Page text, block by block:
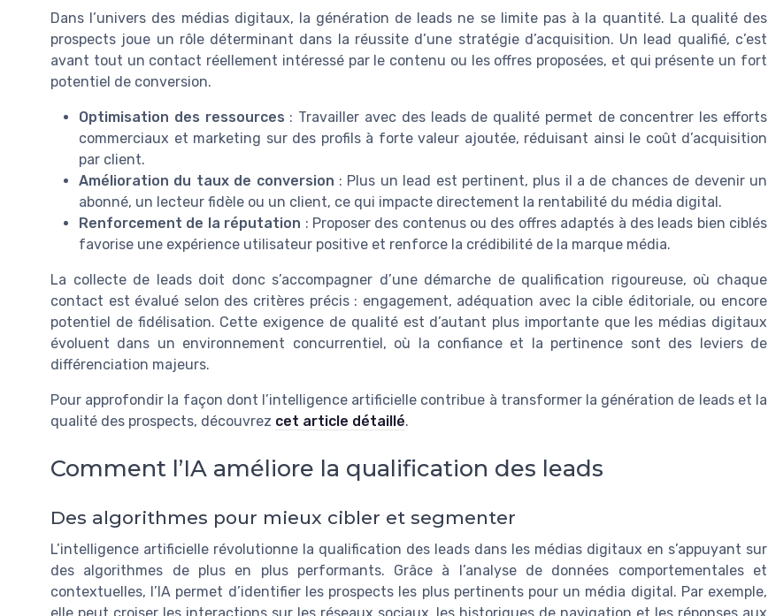
Dans l’univers des médias digitaux, la génération de leads ne se limite pas à la quantité. La qualité des
prospects joue un rôle déterminant dans la réussite d’une stratégie d’acquisition. Un lead qualifié, c’est
avant tout un contact réellement intéressé par le contenu ou les offres proposées, et qui présente un fort
potentiel de conversion.
Optimisation des ressources : Travailler avec des leads de qualité permet de concentrer les efforts
commerciaux et marketing sur des profils à forte valeur ajoutée, réduisant ainsi le coût d’acquisition
par client.
Amélioration du taux de conversion : Plus un lead est pertinent, plus il a de chances de devenir un
abonné, un lecteur fidèle ou un client, ce qui impacte directement la rentabilité du média digital.
Renforcement de la réputation : Proposer des contenus ou des offres adaptés à des leads bien ciblés
favorise une expérience utilisateur positive et renforce la crédibilité de la marque média.
La collecte de leads doit donc s’accompagner d’une démarche de qualification rigoureuse, où chaque
contact est évalué selon des critères précis : engagement, adéquation avec la cible éditoriale, ou encore
potentiel de fidélisation. Cette exigence de qualité est d’autant plus importante que les médias digitaux
évoluent dans un environnement concurrentiel, où la confiance et la pertinence sont des leviers de
différenciation majeurs.
Pour approfondir la façon dont l’intelligence artificielle contribue à transformer la génération de leads et la
qualité des prospects, découvrez cet article détaillé.
Comment l’IA améliore la qualification des leads
Des algorithmes pour mieux cibler et segmenter
L’intelligence artificielle révolutionne la qualification des leads dans les médias digitaux en s’appuyant sur
des algorithmes de plus en plus performants. Grâce à l’analyse de données comportementales et
contextuelles, l’IA permet d’identifier les prospects les plus pertinents pour un média digital. Par exemple,